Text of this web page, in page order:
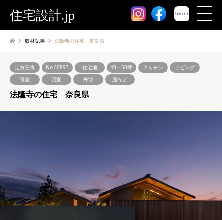
住宅設計.jp
取材記事 法隆寺の住宅 奈良県
定方三将 No.00893 住宅地 40～50坪 キッチン
リビング
寝室
浴室 外観 庭など
法隆寺の住宅 奈良県